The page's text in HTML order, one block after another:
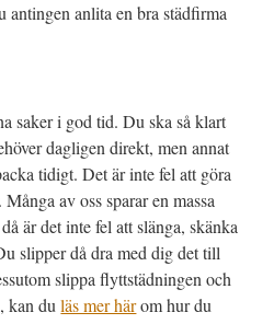
antingen anlita en bra städfirma
saker i god tid. Du ska så klart
dagligen direkt, men annat
tidigt. Det är inte fel att göra
av oss sparar en massa
är det inte fel att slänga, skänka
slipper då dra med dig det till
slippa flyttstädningen och
kan duläs mer härom hur du